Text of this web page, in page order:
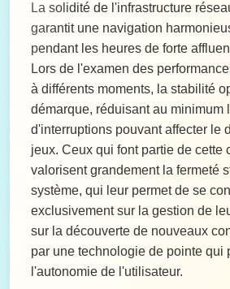
La solidité de l'infrastructure
garantit une navigation
pendant les heures de forte
Lors de l'examen des
à différents moments, la stabilité
démarque, réduisant au minimum
d'interruptions pouvant affecter le
jeux. Ceux qui font partie de cette
valorisent grandement la fermeté
système, qui leur permet de se
exclusivement sur la gestion de
sur la découverte de nouveaux
par une technologie de pointe qui
l'autonomie de l'utilisateur.